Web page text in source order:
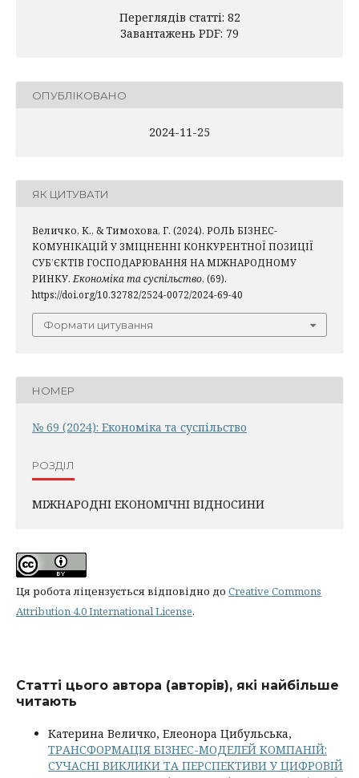
Переглядів статті: 82
Завантажень PDF: 79
ОПУБЛІКОВАНО
2024-11-25
ЯК ЦИТУВАТИ
Величко, К., & Тимохова, Г. (2024). РОЛЬ БІЗНЕС-
КОМУНІКАЦІЙ У ЗМІЦНЕННІ КОНКУРЕНТНОЇ ПОЗИЦІЇ
СУБ’ЄКТІВ ГОСПОДАРЮВАННЯ НА МІЖНАРОДНОМУ
РИНКУ. Економіка та суспільство, (69).
https://doi.org/10.32782/2524-0072/2024-69-40
Формати цитування
НОМЕР
№ 69 (2024): Економіка та суспільство
РОЗДІЛ
МІЖНАРОДНІ ЕКОНОМІЧНІ ВІДНОСИНИ
Ця робота ліцензується відповідно до Creative Commons
Attribution 4.0 International License.
Статті цього автора (авторів), які найбільше
читають
Катерина Величко, Елеонора Цибульська,
ТРАНСФОРМАЦІЯ БІЗНЕС-МОДЕЛЕЙ КОМПАНІЙ:
СУЧАСНІ ВИКЛИКИ ТА ПЕРСПЕКТИВИ У ЦИФРОВІЙ